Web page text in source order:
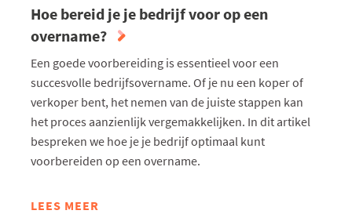
Hoe bereid je je bedrijf voor op een
overname?
Een goede voorbereiding is essentieel voor een
succesvolle bedrijfsovername. Of je nu een koper of
verkoper bent, het nemen van de juiste stappen kan
het proces aanzienlijk vergemakkelijken. In dit artikel
bespreken we hoe je je bedrijf optimaal kunt
voorbereiden op een overname.
LEES MEER
ABOUT